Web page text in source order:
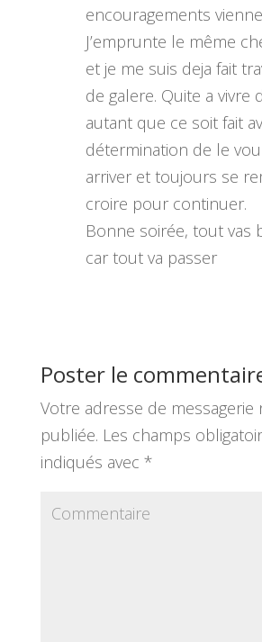
encouragements
J’emprunte le même
et je me suis deja fait
de galere. Quite a vivre
autant que ce soit fait
détermination de le
arriver et toujours se
croire pour continuer.
Bonne soirée, tout vas
car tout va passer
Poster le
Votre adresse de messagerie
publiée. Les champs
indiqués avec *